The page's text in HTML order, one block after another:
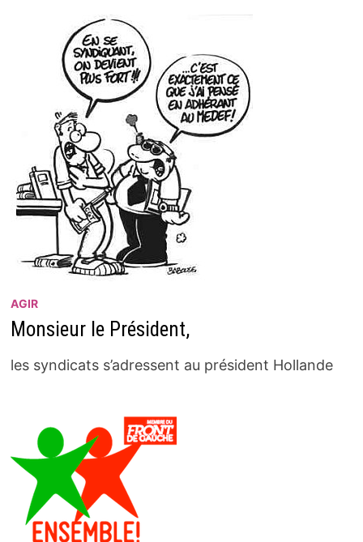
AGIR
Monsieur le Président,
les syndicats s’adressent au président Hollande